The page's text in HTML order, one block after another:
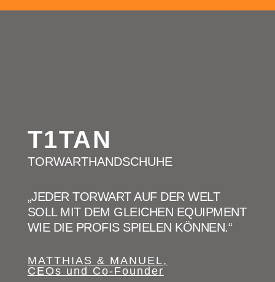
T1TAN
TORWARTHANDSCHUHE
„JEDER TORWART AUF DER WELT
SOLL MIT DEM GLEICHEN EQUIPMENT
WIE DIE PROFIS SPIELEN KÖNNEN.“
MATTHIAS & MANUEL,
CEOs und Co-Founder